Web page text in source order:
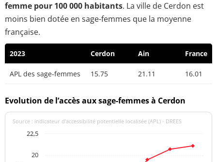
femme pour 100 000 habitants. La ville de Cerdon est
moins bien dotée en sage-femmes que la moyenne
française.
2023 Cerdon Ain France
APL des sage-femmes 15.75 21.11 16.01
Evolution de l’accès aux sage-femmes à Cerdon
Source : indicateur d’accessibilité potentielle localisée (APL) - DREES
20
22,5